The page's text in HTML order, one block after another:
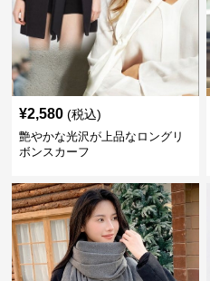
¥2,580 (税込)
艶やかな光沢が上品なロングリ
ボンスカーフ